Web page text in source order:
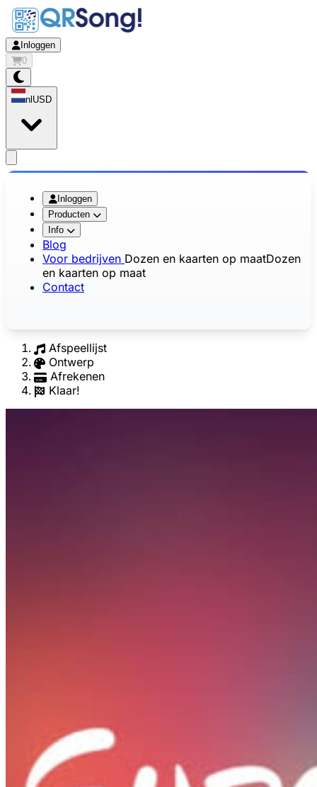
Inloggen
0
nl USD
Inloggen
Producten
Info
Blog
Voor bedrijven Dozen en kaarten op maatDozen
en kaarten op maat
Contact
Afspeellijst
Ontwerp
Afrekenen
Klaar!